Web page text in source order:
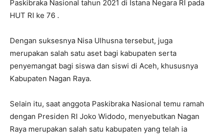
Paskibraka Nasional tahun 2021 di Istana Negara RI pada
HUT RI ke 76 .
Dengan suksesnya Nisa Ulhusna tersebut, juga
merupakan salah satu aset bagi kabupaten serta
penyemangat bagi siswa dan siswi di Aceh, khususnya
Kabupaten Nagan Raya.
Selain itu, saat anggota Paskibraka Nasional temu ramah
dengan Presiden RI Joko Widodo, menyebutkan Nagan
Raya merupakan salah satu kabupaten yang telah ia